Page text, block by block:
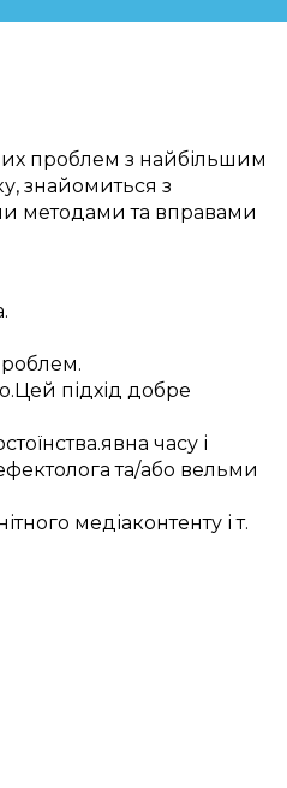
проблем з найбільшим
, знайомиться з
методами та вправами
.
.
.Цей підхід добре
.явна часу і
та/або вельми
медіаконтенту і т.